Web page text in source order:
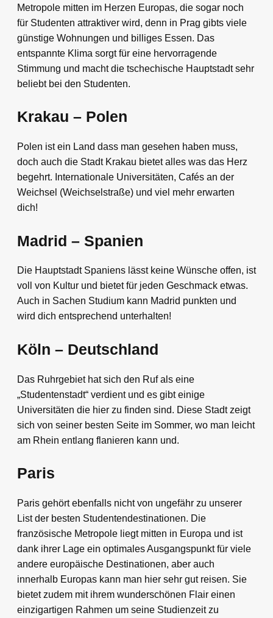
Metropole mitten im Herzen Europas, die sogar noch
für Studenten attraktiver wird, denn in Prag gibts viele
günstige Wohnungen und billiges Essen. Das
entspannte Klima sorgt für eine hervorragende
Stimmung und macht die tschechische Hauptstadt sehr
beliebt bei den Studenten.
Krakau – Polen
Polen ist ein Land dass man gesehen haben muss,
doch auch die Stadt Krakau bietet alles was das Herz
begehrt. Internationale Universitäten, Cafés an der
Weichsel (Weichselstraße) und viel mehr erwarten
dich!
Madrid – Spanien
Die Hauptstadt Spaniens lässt keine Wünsche offen, ist
voll von Kultur und bietet für jeden Geschmack etwas.
Auch in Sachen Studium kann Madrid punkten und
wird dich entsprechend unterhalten!
Köln – Deutschland
Das Ruhrgebiet hat sich den Ruf als eine
„Studentenstadt“ verdient und es gibt einige
Universitäten die hier zu finden sind. Diese Stadt zeigt
sich von seiner besten Seite im Sommer, wo man leicht
am Rhein entlang flanieren kann und.
Paris
Paris gehört ebenfalls nicht von ungefähr zu unserer
List der besten Studentendestinationen. Die
französische Metropole liegt mitten in Europa und ist
dank ihrer Lage ein optimales Ausgangspunkt für viele
andere europäische Destinationen, aber auch
innerhalb Europas kann man hier sehr gut reisen. Sie
bietet zudem mit ihrem wunderschönen Flair einen
einzigartigen Rahmen um seine Studienzeit zu